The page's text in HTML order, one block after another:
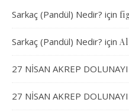
Sarkaç (Pandül) Nedir? için
Sarkaç (Pandül) Nedir? için
27 NİSAN AKREP DOLUNAYI
27 NİSAN AKREP DOLUNAYI